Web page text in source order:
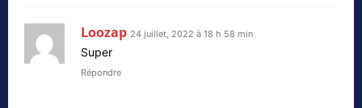
Loozap 24 juillet, 2022 à 18 h 58 min
Super
Répondre